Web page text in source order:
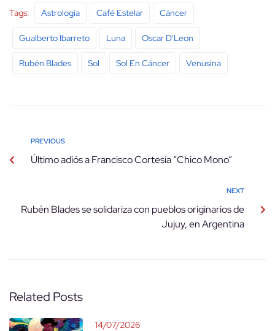
Tags: Astrología Café Estelar Cáncer
Gualberto Ibarreto Luna Oscar D'Leon
Rubén Blades Sol Sol En Cáncer Venusina
PREVIOUS
Último adiós a Francisco Cortesía “Chico Mono”
NEXT
Rubén Blades se solidariza con pueblos originarios de
Jujuy, en Argentina
Related Posts
14/07/2026